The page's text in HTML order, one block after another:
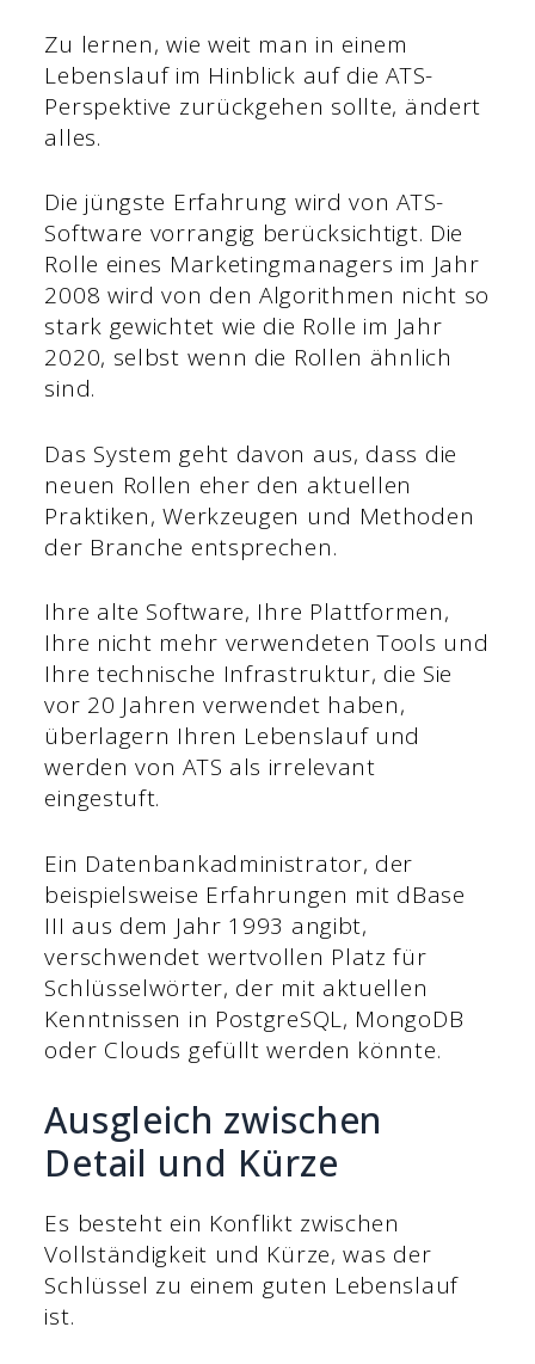
Zu lernen, wie weit man in einem
Lebenslauf im Hinblick auf die ATS-
Perspektive zurückgehen sollte, ändert
alles.
Die jüngste Erfahrung wird von ATS-
Software vorrangig berücksichtigt. Die
Rolle eines Marketingmanagers im Jahr
2008 wird von den Algorithmen nicht so
stark gewichtet wie die Rolle im Jahr
2020, selbst wenn die Rollen ähnlich
sind.
Das System geht davon aus, dass die
neuen Rollen eher den aktuellen
Praktiken, Werkzeugen und Methoden
der Branche entsprechen.
Ihre alte Software, Ihre Plattformen,
Ihre nicht mehr verwendeten Tools und
Ihre technische Infrastruktur, die Sie
vor 20 Jahren verwendet haben,
überlagern Ihren Lebenslauf und
werden von ATS als irrelevant
eingestuft.
Ein Datenbankadministrator, der
beispielsweise Erfahrungen mit dBase
III aus dem Jahr 1993 angibt,
verschwendet wertvollen Platz für
Schlüsselwörter, der mit aktuellen
Kenntnissen in PostgreSQL, MongoDB
oder Clouds gefüllt werden könnte.
Ausgleich zwischen
Detail und Kürze
Es besteht ein Konflikt zwischen
Vollständigkeit und Kürze, was der
Schlüssel zu einem guten Lebenslauf
ist.